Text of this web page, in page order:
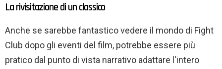
La rivisitazione di un classico
Anche se sarebbe fantastico vedere il mondo di Fight
Club dopo gli eventi del film, potrebbe essere più
pratico dal punto di vista narrativo adattare l'intero